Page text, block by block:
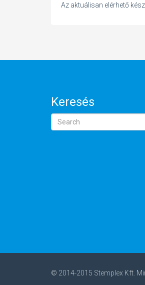
Az aktuálisan elérhető
Keresés
© 2014-2015 Stemplex Kft.